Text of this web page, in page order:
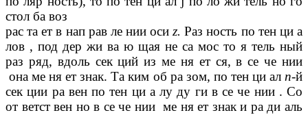
стол ба воз
рас та ет в нап рав ле нии осиz.Раз ность по тен ци а
лов , под дер жи ва ю щая не са мос то я тель ный
раз ряд, вдоль сек ций из ме ня ет ся, в се че нии
она ме ня ет знак. Та ким об ра зом, по тен ци ал n-й
сек ции ра вен по тен ци а лу ду ги в се че нии . Со
от ветст вен но в се че нии ме ня ет знак и ра ди аль